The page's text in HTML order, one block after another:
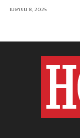
เมษายน 8, 2025